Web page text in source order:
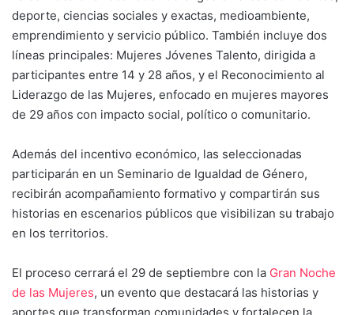
deporte, ciencias sociales y exactas, medioambiente,
emprendimiento y servicio público. También incluye dos
líneas principales: Mujeres Jóvenes Talento, dirigida a
participantes entre 14 y 28 años, y el Reconocimiento al
Liderazgo de las Mujeres, enfocado en mujeres mayores
de 29 años con impacto social, político o comunitario.
Además del incentivo económico, las seleccionadas
participarán en un Seminario de Igualdad de Género,
recibirán acompañamiento formativo y compartirán sus
historias en escenarios públicos que visibilizan su trabajo
en los territorios.
El proceso cerrará el 29 de septiembre con la Gran Noche
de las Mujeres, un evento que destacará las historias y
aportes que transforman comunidades y fortalecen la